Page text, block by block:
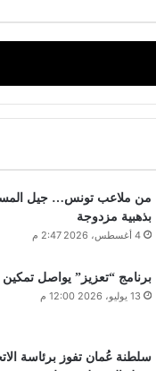
من ملاعب تونس… جيل
بذهبية مزدوجة
4 أغسطس، 2026 2:47 م
برنامج “تعزيز” يواصل تمكين
13 يوليو، 2026 12:00 م
سلطنة عُمان تفوز برئاسة